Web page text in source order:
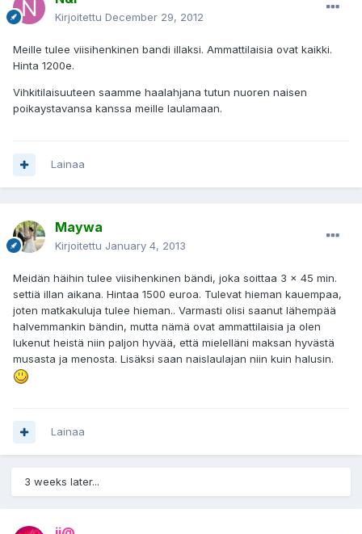
Kirjoitettu December 29, 2012
Meille tulee viisihenkinen bandi illaksi. Ammattilaisia ovat kaikki.
Hinta 1200e.
Vihkitilaisuuteen saamme haalahjana tutun nuoren naisen
poikaystavansa kanssa meille laulamaan.
Lainaa
Maywa
Kirjoitettu January 4, 2013
Meidän häihin tulee viisihenkinen bändi, joka soittaa 3 x 45 min.
settiä illan aikana. Hintaa 1500 euroa. Tulevat hieman kauempaa,
joten matkakuluja tulee hieman.. Varmasti olisi saanut lähempää
halvemmankin bändin, mutta nämä ovat ammattilaisia ja olen
lukenut heistä niin paljon hyvää, että mielelläni maksan hyvästä
musasta ja menosta. Lisäksi saan naislaulajan niin kuin halusin.
Lainaa
3 weeks later...